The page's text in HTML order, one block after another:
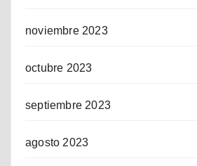
noviembre 2023
octubre 2023
septiembre 2023
agosto 2023